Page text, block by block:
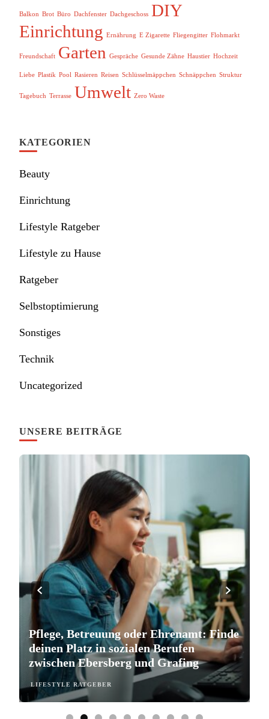
Balkon Brot Büro Dachfenster Dachgeschoss DIY
Einrichtung Ernährung E Zigarette Fliegengitter Flohmarkt
Freundschaft Garten Gespräche Gesunde Zähne Haustier Hochzeit
Liebe Plastik Pool Rasieren Reisen Schlüsselmäppchen Schnäppchen Struktur
Tagebuch Terrasse Umwelt Zero Waste
KATEGORIEN
Beauty
Einrichtung
Lifestyle Ratgeber
Lifestyle zu Hause
Ratgeber
Selbstoptimierung
Sonstiges
Technik
Uncategorized
UNSERE BEITRÄGE
LIFESTYLE RATGEBER
Pflege, Betreuung oder Ehrenamt: Finde
deinen Platz in sozialen Berufen
zwischen Ebersberg und Grafing